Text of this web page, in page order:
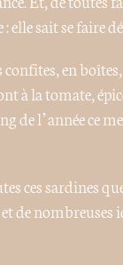
elle sait se faire
en
à la tomate,
de l’année ce
ces sardines
de nombreuses